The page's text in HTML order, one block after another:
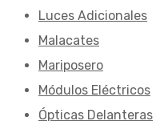
Luces Adicionales
Malacates
Mariposero
Módulos Eléctricos
Ópticas Delanteras